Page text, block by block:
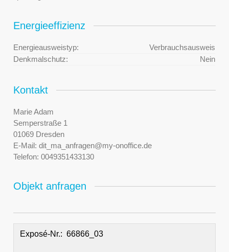
Energieeffizienz
Energieausweistyp:
Verbrauchsausweis
Denkmalschutz:
Nein
Kontakt
Marie Adam
Semperstraße 1
01069 Dresden
E-Mail: dit_ma_anfragen@my-onoffice.de
Telefon: 0049351433130
Objekt anfragen
Exposé-Nr.: